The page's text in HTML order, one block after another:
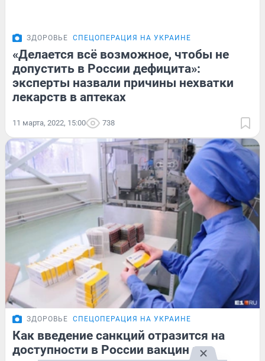
ЗДОРОВЬЕ СПЕЦОПЕРАЦИЯ НА УКРАИНЕ
«Делается всё возможное, чтобы не
допустить в России дефицита»:
эксперты назвали причины нехватки
лекарств в аптеках
11 марта, 2022, 15:00 738
ЗДОРОВЬЕ СПЕЦОПЕРАЦИЯ НА УКРАИНЕ
Как введение санкций отразится на
доступности в России вакцин и